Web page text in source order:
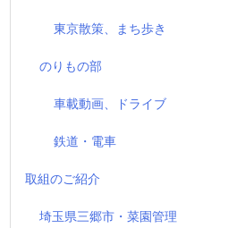
東京散策、まち歩き
のりもの部
車載動画、ドライブ
鉄道・電車
取組のご紹介
埼玉県三郷市・菜園管理